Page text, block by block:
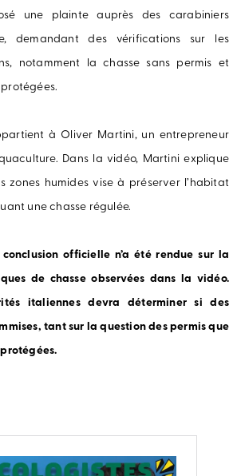
une plainte auprès des carabiniers
demandant des vérifications sur les
notamment la chasse sans permis et
à Oliver Martini, un entrepreneur
Dans la vidéo, Martini explique
zones humides vise à préserver l’habitat
une chasse régulée.
conclusion officielle n’a été rendue sur la
de chasse observées dans la vidéo.
italiennes devra déterminer si des
tant sur la question des permis que